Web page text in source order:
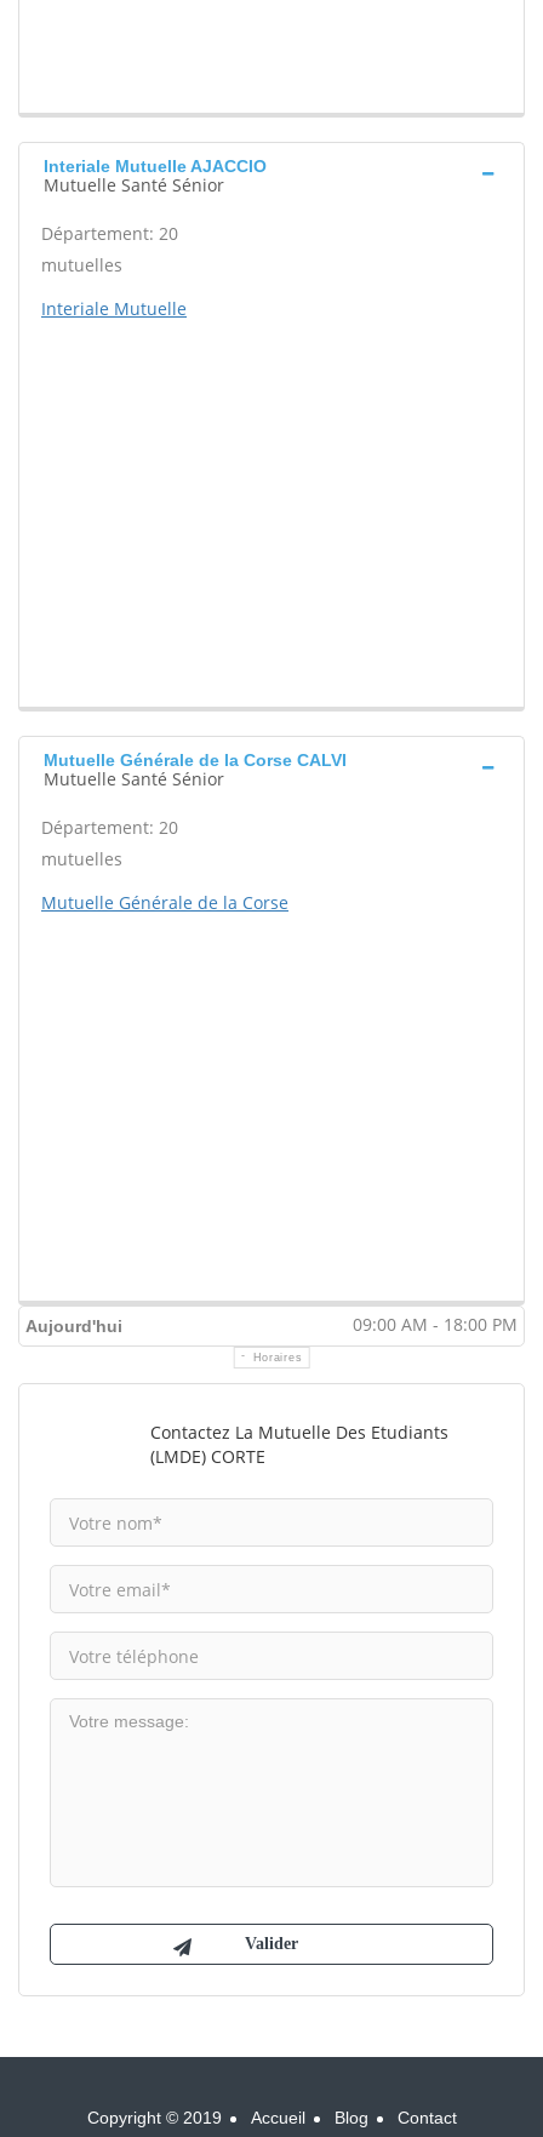
Interiale Mutuelle AJACCIO
Mutuelle Santé Sénior
Département: 20
mutuelles
Interiale Mutuelle
Mutuelle Générale de la Corse CALVI
Mutuelle Santé Sénior
Département: 20
mutuelles
Mutuelle Générale de la Corse
Aujourd'hui 09:00 AM - 18:00 PM
Horaires
Contactez La Mutuelle Des Etudiants
(LMDE) CORTE
Copyright © 2019 Accueil Blog Contact